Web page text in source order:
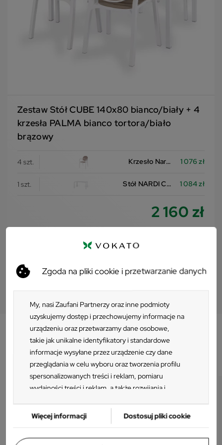
Zgoda na pliki cookie i przetwarzanie danych
My, nasi Zaufani Partnerzy oraz inne podmioty
uzyskujemy dostęp i przechowujemy informacje na
urządzeniu oraz przetwarzamy dane osobowe,
takie jak unikalne identyfikatory i standardowe
informacje wysyłane przez urządzenie czy dane
przeglądania w celu wyboru oraz tworzenia profilu
spersonalizowanych treści i reklam, pomiaru
wydajności treści i reklam, a także rozwijania i
Zaufani Partnerzy możemy korzystać z
precyzyjnych danych geolokalizacyjnych oraz
Więcej informacji Dostosuj pliki cookie
Zestaw Stół CUBE 140x80 bianco/biały + 4
krzesła PALMA bianco tortora/biało
brązowy
Krzesło Nardi PALMA
4 szt. 1 076 zł
Stół NARDI CUBE 140X80
1 szt. 1 084 zł
2 160 zł
PRZEJDŹ DO ZESTAWU
Klienci którzy zakupili ten produkt
kupili również: